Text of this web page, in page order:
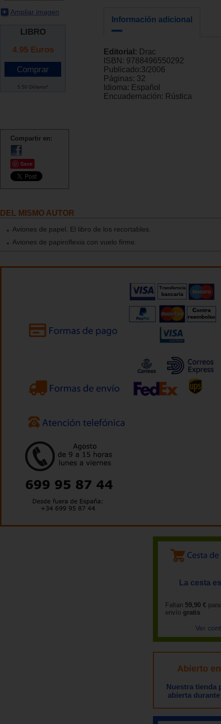
Ampliar imagen
LIBRO
4.95 Euros
5.50 Dólares*
Compartir en:
Save
Información adicional
Editorial: Drac
ISBN: 9788496550292
Publicado:3/2006
Páginas: 32
Idioma: Español
Encuadernación: Rústica
DEL MISMO AUTOR
Aviones de papel. El libro de los recortables.
Aviones de papiroflexia con vuelo firme.
La cesta
Faltan 59,90 €
envío gratis
Ver
Abierto
Nuestra tienda
abierta